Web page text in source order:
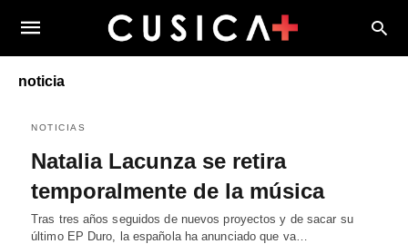
noticia
NOTICIAS
Natalia Lacunza se retira
temporalmente de la música
Tras tres años seguidos de nuevos proyectos y de sacar su
último EP Duro, la española ha anunciado que va…